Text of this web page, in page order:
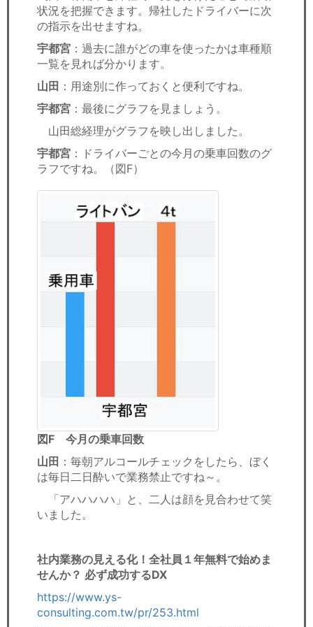
状況を把握できます。帰社したドライバーに次
の指示を出せますね。
宇都宮 ：過去に誰がどの車を使ったかは車種順
一覧を見れば分かります。
山田 ：用途別に作っておくと便利ですね。
宇都宮 ：最後にグラフを見ましょう。
山田総経理がグラフを映し出しました。
宇都宮 ：ドライバーごとの今月の乗車回数のグ
ラフですね。（図F）
図F 今月の乗車回数
山田 ：毎朝アルコールチェックをしたら、ぼく
は毎日二日酔いで業務禁止ですね～。
「アハハハハ」と、二人は顔を見合わせて笑
いました。
社内業務の見える化！全社員１年無料で始めま
せんか？ 必ず成功するDX
https://www.ys-
consulting.com.tw/pr/253.html